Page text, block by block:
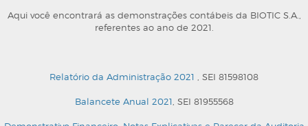
Aqui você encontrará as demonstrações contábeis da BIOTIC S.A.,
referentes ao ano de 2021.
Relatório da Administração 2021 , SEI 81598108
Balancete Anual 2021 , SEI 81955568